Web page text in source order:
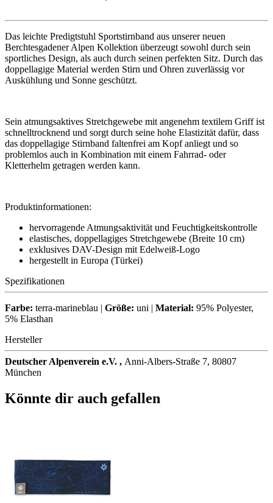
Das leichte Predigtstuhl Sportstirnband aus unserer neuen
Berchtesgadener Alpen Kollektion überzeugt sowohl durch sein
sportliches Design, als auch durch seinen perfekten Sitz. Durch das
doppellagige Material werden Stirn und Ohren zuverlässig vor
Auskühlung und Sonne geschützt.
Sein atmungsaktives Stretchgewebe mit angenehm textilem Griff ist
schnelltrocknend und sorgt durch seine hohe Elastizität dafür, dass
das doppellagige Stirnband faltenfrei am Kopf anliegt und so
problemlos auch in Kombination mit einem Fahrrad- oder
Kletterhelm getragen werden kann.
Produktinformationen:
hervorragende Atmungsaktivität und Feuchtigkeitskontrolle
elastisches, doppellagiges Stretchgewebe (Breite 10 cm)
exklusives DAV-Design mit Edelweiß-Logo
hergestellt in Europa (Türkei)
Spezifikationen
Farbe: terra-marineblau | Größe: uni | Material: 95% Polyester,
5% Elasthan
Hersteller
Deutscher Alpenverein e.V. , Anni-Albers-Straße 7, 80807
München
Könnte dir auch gefallen